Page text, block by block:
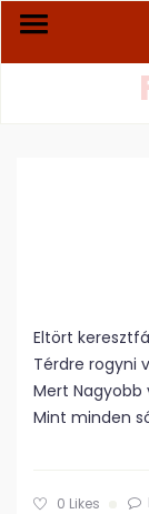
Eltört
Térdre rogyni
Mert
Mint minden
0 Likes